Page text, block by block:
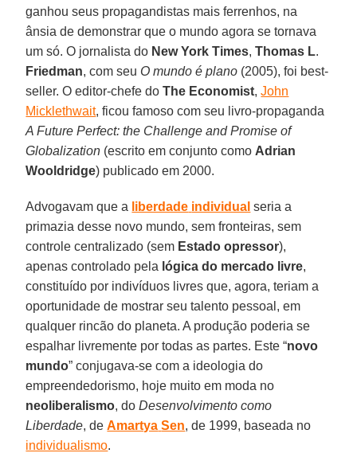
ganhou seus propagandistas mais ferrenhos, na
ânsia de demonstrar que o mundo agora se tornava
um só. O jornalista do New York Times,Thomas L.
Friedman, com seu O mundo é plano (2005), foi best-
seller. O editor-chefe doThe Economist,John
Micklethwait, ficou famoso com seu livro-propaganda
A Future Perfect: the Challenge and Promise of
Globalization (escrito em conjunto como Adrian
Wooldridge) publicado em 2000.
Advogavam que a liberdade individual seria a
primazia desse novo mundo, sem fronteiras, sem
controle centralizado (sem Estado opressor),
apenas controlado pela lógica do mercado livre,
constituído por indivíduos livres que, agora, teriam a
oportunidade de mostrar seu talento pessoal, em
qualquer rincão do planeta. A produção poderia se
espalhar livremente por todas as partes. Este “novo
mundo” conjugava-se com a ideologia do
empreendedorismo, hoje muito em moda no
neoliberalismo, doDesenvolvimento como
Liberdade, deAmartya Sen, de 1999, baseada no
individualismo.